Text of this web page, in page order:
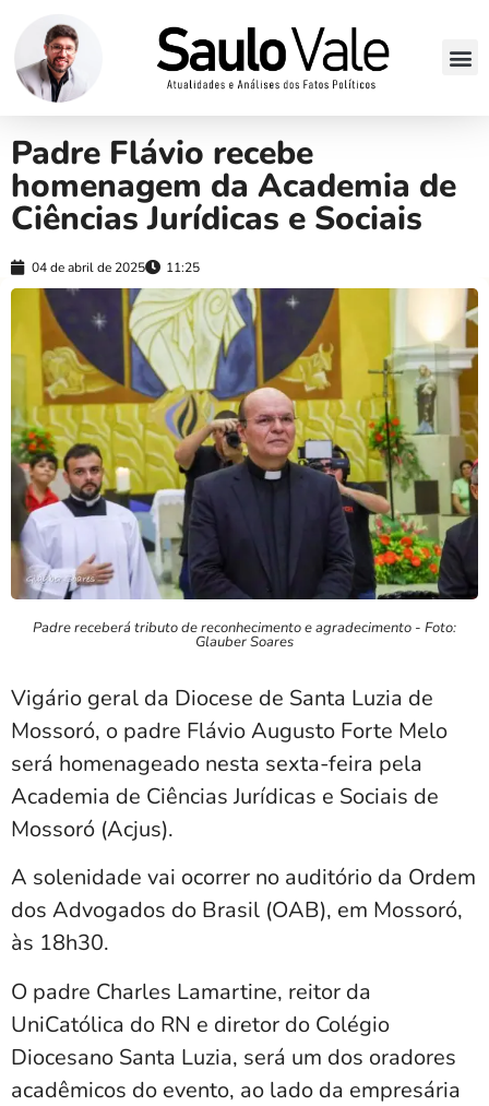
Padre Flávio recebe
homenagem da Academia de
Ciências Jurídicas e Sociais
04 de abril de 2025 11:25
Padre receberá tributo de reconhecimento e agradecimento - Foto:
Glauber Soares
Vigário geral da Diocese de Santa Luzia de
Mossoró, o padre Flávio Augusto Forte Melo
será homenageado nesta sexta-feira pela
Academia de Ciências Jurídicas e Sociais de
Mossoró (Acjus).
A solenidade vai ocorrer no auditório da Ordem
dos Advogados do Brasil (OAB), em Mossoró,
às 18h30.
O padre Charles Lamartine, reitor da
UniCatólica do RN e diretor do Colégio
Diocesano Santa Luzia, será um dos oradores
acadêmicos do evento, ao lado da empresária